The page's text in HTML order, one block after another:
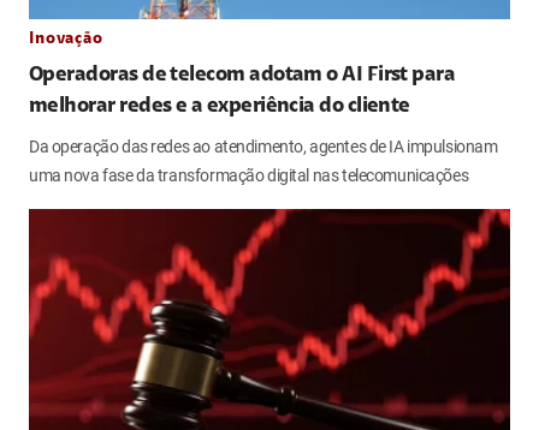
Inovação
Operadoras de telecom adotam o AI First para
melhorar redes e a experiência do cliente
Da operação das redes ao atendimento, agentes de IA impulsionam
uma nova fase da transformação digital nas telecomunicações